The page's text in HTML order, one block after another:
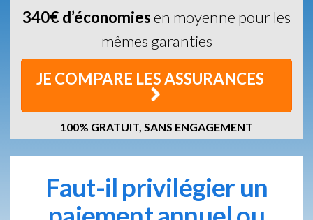
340€ d’économiesen moyenne pour les
mêmes garanties
JE COMPARE LES ASSURANCES
100% GRATUIT, SANS ENGAGEMENT
Faut-il privilégier un